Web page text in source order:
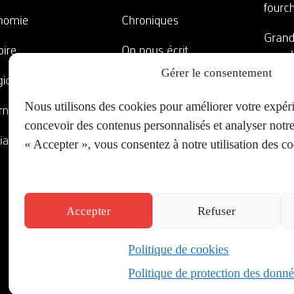
Gérer le consentement
Nous utilisons des cookies pour améliorer votre
concevoir des contenus personnalisés et analyser
« Accepter », vous consentez à notre utilisation des
Accepter Refuser
Politique de cookies
Politique de protection des
Chroniques
On nous écrit
A côté de la plaque
Créé par